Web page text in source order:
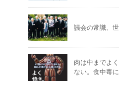
議会の常識、
肉は中までよ
ない。食中毒に